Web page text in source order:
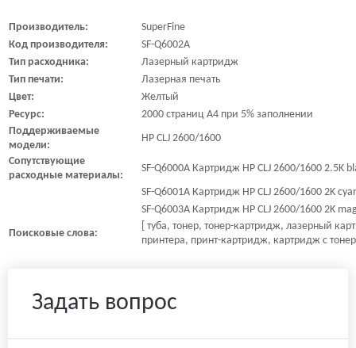
Производитель:
SuperFine
Код производителя:
SF-Q6002A
Тип расходника:
Лазерный картридж
Тип печати:
Лазерная печать
Цвет:
Желтый
Ресурс:
2000 страниц A4 при 5% заполнении
Поддерживаемые
модели:
HP CLJ 2600/1600
Сопутствующие
расходные материалы:
SF-Q6000A Картридж HP CLJ 2600/1600 2.5K
SF-Q6001A Картридж HP CLJ 2600/1600 2K
SF-Q6003A Картридж HP CLJ 2600/1600 2K
Поисковые слова:
[ туба, тонер, тонер-картридж, лазерный
принтера, принт-картридж, картридж с
Задать вопрос